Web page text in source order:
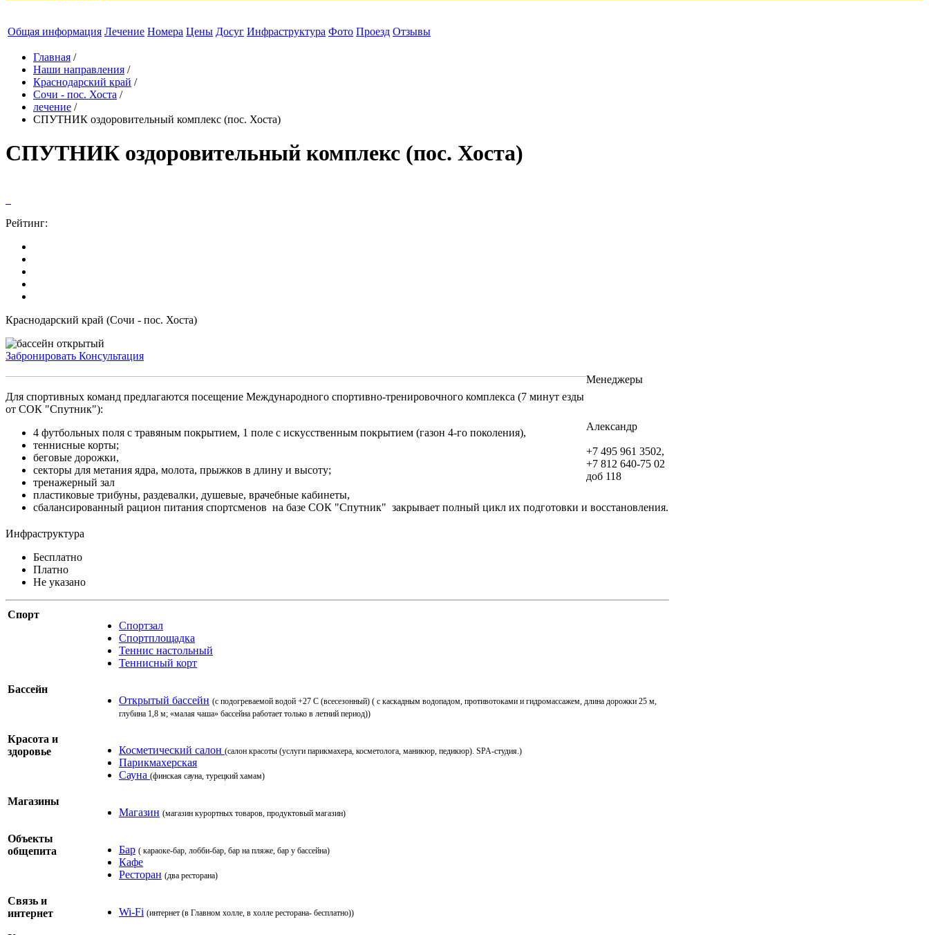
Общая информация Лечение Номера Цены Досуг Инфраструктура Фото Проезд Отзывы
Главная /
Наши направления /
Краснодарский край /
Сочи - пос. Хоста /
лечение /
СПУТНИК оздоровительный комплекс (пос. Хоста)
СПУТНИК оздоровительный комплекс (пос. Хоста)
Рейтинг:
Краснодарский край (Сочи - пос. Хоста)
Забронировать Консультация
Менеджеры
Александр
+7 495 961 3502,
+7 812 640-75 02
доб 118
Для спортивных команд предлагаются посещение Международного спортивно-тренировочного комплекса (7 минут езды
от СОК "Спутник"):
4 футбольных поля с травяным покрытием, 1 поле с искусственным покрытием (газон 4-го поколения),
теннисные корты;
беговые дорожки,
секторы для метания ядра, молота, прыжков в длину и высоту;
тренажерный зал
пластиковые трибуны, раздевалки, душевые, врачебные кабинеты,
сбалансированный рацион питания спортсменов на базе СОК "Спутник" закрывает полный цикл их подготовки и восстановления.
Инфраструктура
Бесплатно
Платно
Не указано
Спорт
Спортзал
Спортплощадка
Теннис настольный
Теннисный корт
Бассейн
Открытый бассейн (с подогреваемой водой +27 C (всесезонный) ( с каскадным водопадом, противотоками и гидромассажем, длина дорожки 25 м,
глубина 1,8 м; «малая чаша» бассейна работает только в летний период))
Красота и
здоровье
Косметический салон (салон красоты (услуги парикмахера, косметолога, маникюр, педикюр). SPA-студия.)
Парикмахерская
Сауна (финская сауна, турецкий хамам)
Магазины
Магазин (магазин курортных товаров, продуктовый магазин)
Объекты
общепита
Бар ( караоке-бар, лобби-бар, бар на пляже, бар у бассейна)
Кафе
Ресторан (два ресторана)
Cвязь и
интернет
Wi-Fi (интернет (в Главном холле, в холле ресторана- бесплатно))